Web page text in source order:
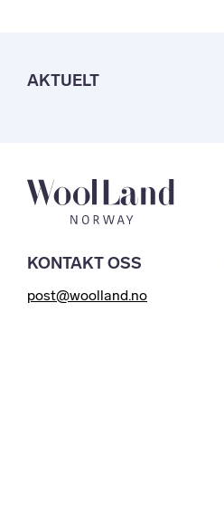
AKTUELT
KONTAKT OSS
post@woolland.no